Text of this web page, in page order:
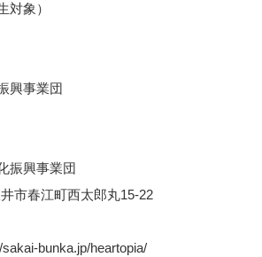
対象）
興事業団
振興事業団
市春江町西太郎丸15-22
bunka.jp/heartopia/